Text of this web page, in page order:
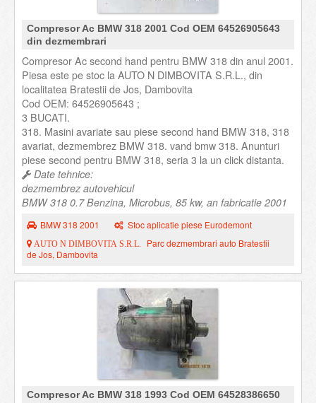
Compresor Ac BMW 318 2001 Cod OEM 64526905643
din dezmembrari
Compresor Ac second hand pentru BMW 318 din anul 2001.
Piesa este pe stoc la AUTO N DIMBOVITA S.R.L., din
localitatea Bratestii de Jos, Dambovita
Cod OEM: 64526905643 ;
3 BUCATI.
318. Masini avariate sau piese second hand BMW 318, 318
avariat, dezmembrez BMW 318. vand bmw 318. Anunturi
piese second pentru BMW 318, seria 3 la un click distanta.
Date tehnice:
dezmembrez autovehicul
BMW 318 0.7 Benzina, Microbus, 85 kw, an fabricatie 2001
BMW 318 2001 Stoc aplicatie piese Eurodemont
AUTO N DIMBOVITA S.R.L.
Parc dezmembrari auto Bratestii
de Jos, Dambovita
Compresor Ac BMW 318 1993 Cod OEM 64528386650